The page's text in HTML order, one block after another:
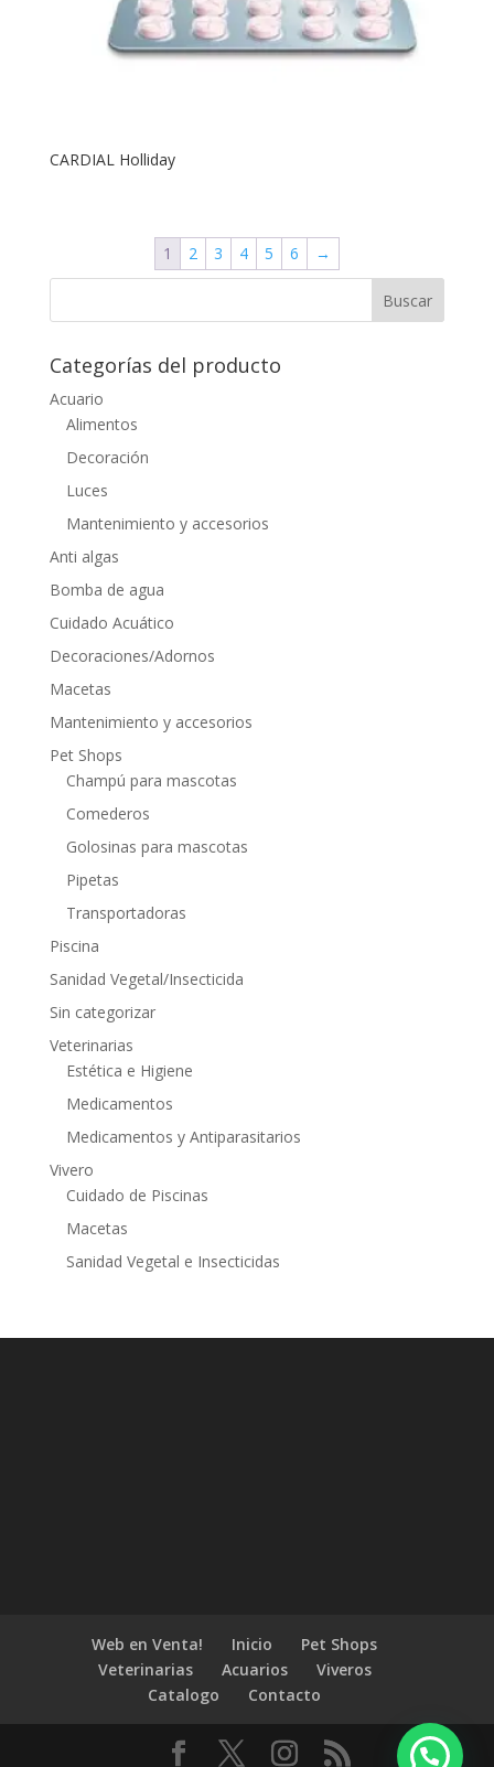
CARDIAL Holliday
1 2 3 4 5 6 →
Categorías del producto
Acuario
Alimentos
Decoración
Luces
Mantenimiento y accesorios
Anti algas
Bomba de agua
Cuidado Acuático
Decoraciones/Adornos
Macetas
Mantenimiento y accesorios
Pet Shops
Champú para mascotas
Comederos
Golosinas para mascotas
Pipetas
Transportadoras
Piscina
Sanidad Vegetal/Insecticida
Sin categorizar
Veterinarias
Estética e Higiene
Medicamentos
Medicamentos y Antiparasitarios
Vivero
Cuidado de Piscinas
Macetas
Sanidad Vegetal e Insecticidas
Web en Venta! Inicio
Pet Shops
Veterinarias
Acuarios
Viveros
Catalogo
Contacto